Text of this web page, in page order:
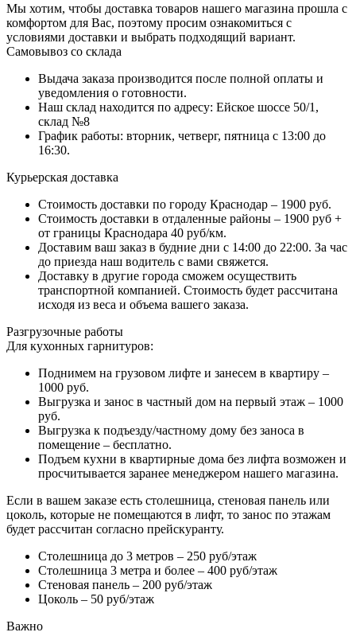
Мы хотим, чтобы доставка товаров нашего магазина прошла с
комфортом для Вас, поэтому просим ознакомиться с
условиями доставки и выбрать подходящий вариант.
Самовывоз со склада
Выдача заказа производится после полной оплаты и
уведомления о готовности.
Наш склад находится по адресу: Ейское шоссе 50/1,
склад №8
График работы: вторник, четверг, пятница с 13:00 до
16:30.
Курьерская доставка
Стоимость доставки по городу Краснодар – 1900 руб.
Стоимость доставки в отдаленные районы – 1900 руб +
от границы Краснодара 40 руб/км.
Доставим ваш заказ в будние дни с 14:00 до 22:00. За час
до приезда наш водитель с вами свяжется.
Доставку в другие города сможем осуществить
транспортной компанией. Стоимость будет рассчитана
исходя из веса и объема вашего заказа.
Разгрузочные работы
Для кухонных гарнитуров:
Поднимем на грузовом лифте и занесем в квартиру –
1000 руб.
Выгрузка и занос в частный дом на первый этаж – 1000
руб.
Выгрузка к подъезду/частному дому без заноса в
помещение – бесплатно.
Подъем кухни в квартирные дома без лифта возможен и
просчитывается заранее менеджером нашего магазина.
Если в вашем заказе есть столешница, стеновая панель или
цоколь, которые не помещаются в лифт, то занос по этажам
будет рассчитан согласно прейскуранту.
Столешница до 3 метров – 250 руб/этаж
Столешница 3 метра и более – 400 руб/этаж
Стеновая панель – 200 руб/этаж
Цоколь – 50 руб/этаж
Важно